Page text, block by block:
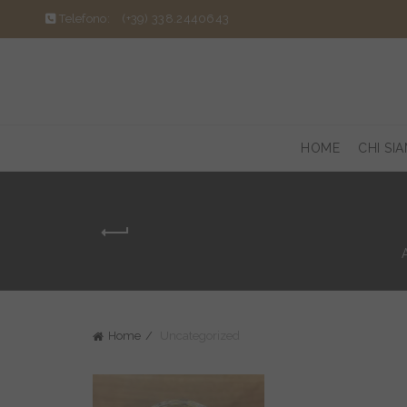
Telefono: (+39) 338.2440643
HOME CHI
Home